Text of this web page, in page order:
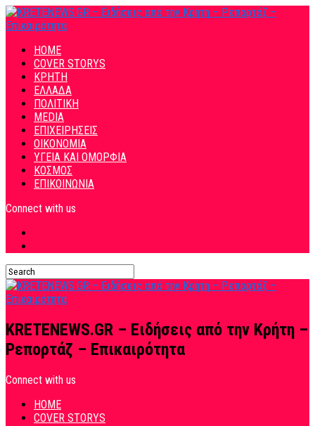
HOME
COVER STORYS
ΚΡΗΤΗ
ΕΛΛΑΔΑ
ΠΟΛΙΤΙΚΗ
MEDIA
ΕΠΙΧΕΙΡΗΣΕΙΣ
ΟΙΚΟΝΟΜΙΑ
ΥΓΕΙΑ ΚΑΙ ΟΜΟΡΦΙΑ
ΚΟΣΜΟΣ
ΕΠΙΚΟΙΝΩΝΙΑ
Connect with us
KRETENEWS.GR – Ειδήσεις από την Κρήτη –
Ρεπορτάζ – Επικαιρότητα
Connect with us
HOME
COVER STORYS